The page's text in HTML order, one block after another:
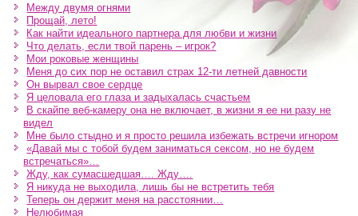
Между двумя огнями
Прощай, лето!
Как найти идеального партнера для любви и жизни
Что делать, если твой парень – игрок?
Мои роковые женщины
Меня до сих пор не оставил страх 12-ти летней давности
Он вырвал свое сердце
Я целовала его глаза и задыхалась счастьем
В скайпе веб-камеру она не включает, в жизни я ее ни разу не
видел
Мне было стыдно и я просто решила избежать встречи игнором
«Давай мы с тобой будем заниматься сексом, но не будем
встречаться»…
Жду, как сумасшедшая…. Жду….
Я никуда не выходила, лишь бы не встретить тебя
Теперь он держит меня на расстоянии…
Нелюбимая